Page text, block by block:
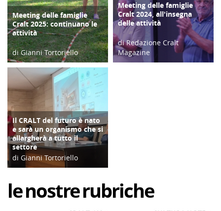
COPERTINA
Meeting delle famiglie
Cralt 2025: continuano le
attività
di Gianni Tortoriello
03/09/25
COPERTINA
Meeting delle famiglie
Cralt 2024, all'insegna
delle attività
di Redazione Cralt
Magazine
COPERTINA
Il CRALT del futuro è nato
e sarà un organismo che si
allargherà a tutto il
settore
di Gianni Tortoriello
lenostrerubriche